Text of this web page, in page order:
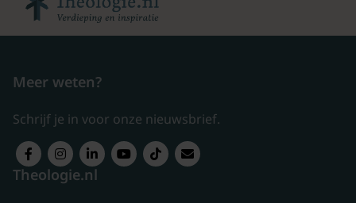
Meer weten?
Schrijf je in voor onze nieuwsbrief.
Theologie.nl